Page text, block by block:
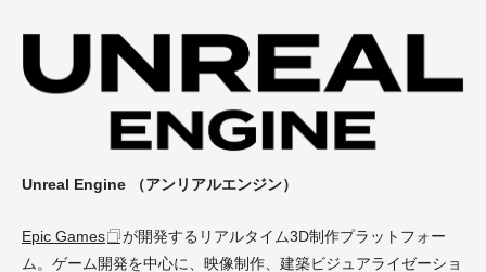
Unreal Engine （アンリアルエンジン）
Epic Games
が開発するリアルタイム3D制作プラットフォー
ム。ゲーム開発を中心に、映像制作、建築ビジュアライゼーショ